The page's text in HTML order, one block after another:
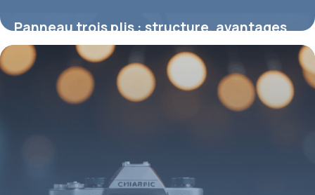
Panneau trois plis : structure, avantages
et applications en menuiserie
22 septembre 2025